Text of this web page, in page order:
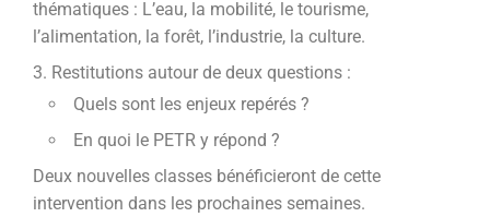
thématiques : L’eau, la mobilité, le tourisme,
l’alimentation, la forêt, l’industrie, la culture.
Restitutions autour de deux questions :
Quels sont les enjeux repérés ?
En quoi le PETR y répond ?
Deux nouvelles classes bénéficieront de cette
intervention dans les prochaines semaines.